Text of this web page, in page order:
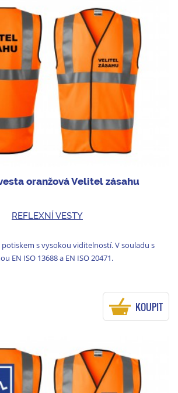
oranžová Velitel zásahu
REFLEXNÍ VESTY
potiskem s vysokou viditelností. V souladu s
EN ISO 13688 a EN ISO 20471.
KOUPIT